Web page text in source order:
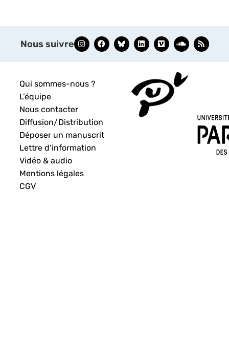
Nous suivre
Qui sommes-nous ?
L’équipe
Nous contacter
Diffusion/Distribution
Déposer un manuscrit
Lettre d’information
Vidéo & audio
Mentions légales
CGV